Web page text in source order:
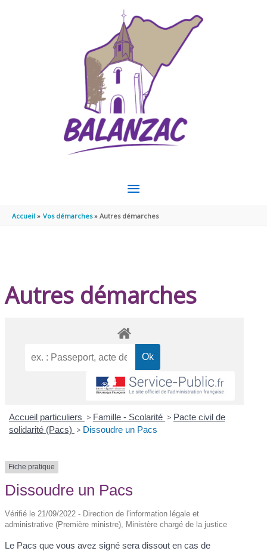
MENU
PRINCIPAL
Accueil Vos démarches Autres démarches
Autres démarches
Accueil particuliers > Famille - Scolarité > Pacte civil de
solidarité (Pacs) > Dissoudre un Pacs
Fiche pratique
Dissoudre un Pacs
Vérifié le 21/09/2022 - Direction de l'information légale et
administrative (Première ministre), Ministère chargé de la justice
Le Pacs que vous avez signé sera dissout en cas de